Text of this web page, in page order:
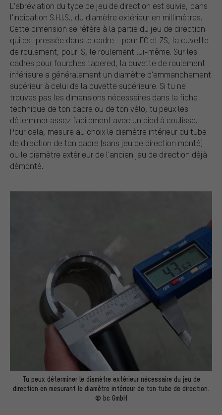
L'abréviation du type de jeu de direction est suivie, dans
l'indication S.H.I.S., du diamètre extérieur en millimètres.
Cette dimension se réfère à la partie du jeu de direction
qui est pressée dans le cadre - pour EC et ZS, la cuvette
de roulement, pour IS, le roulement lui-même. Sur les
cadres pour fourches tapered, la cuvette de roulement
inférieure a généralement un diamètre d'emmanchement
supérieur à celui de la cuvette supérieure. Si tu ne
trouves pas les dimensions nécessaires dans la fiche
technique de ton cadre ou de ton vélo, tu peux les
déterminer assez facilement avec un pied à coulisse.
Pour cela, mesure au choix le diamètre intérieur du tube
de direction de ton cadre (sans jeu de direction monté)
ou le diamètre extérieur de l'ancien jeu de direction déjà
démonté.
Tu peux déterminer le diamètre extérieur nécessaire du jeu de
direction en mesurant le diamètre intérieur de ton tube de direction.
© bc GmbH